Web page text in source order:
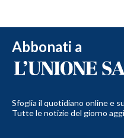
Abbonati a
Sfoglia il quotidiano online e
Tutte le notizie del giorno